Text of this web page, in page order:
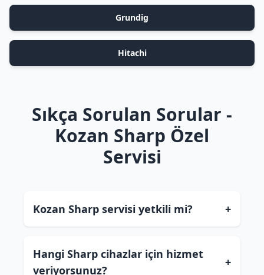
Grundig
Hitachi
Sıkça Sorulan Sorular -
Kozan Sharp Özel
Servisi
Kozan Sharp servisi yetkili mi? +
Hangi Sharp cihazlar için hizmet
veriyorsunuz?
+